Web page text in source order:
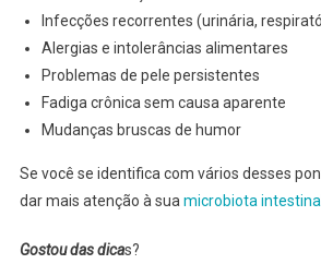
Infecções recorrentes (urinária,
Alergias e intolerâncias alimentares
Problemas de pele persistentes
Fadiga crônica sem causa aparente
Mudanças bruscas de humor
Se você se identifica com vários desses
dar mais atenção à sua microbiota intestinal.
Gostou das dicas?